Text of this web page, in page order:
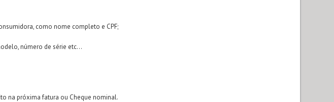
como nome completo e CPF;
número de série etc...
na próxima fatura ou Cheque nominal.